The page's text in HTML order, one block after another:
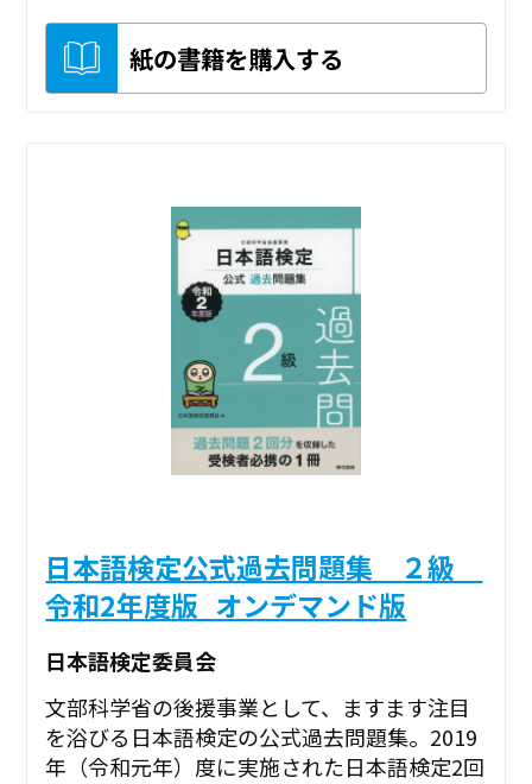
紙の書籍を購入する
日本語検定公式過去問題集 ２級
令和2年度版_オンデマンド版
日本語検定委員会
文部科学省の後援事業として、ますます注目
を浴びる日本語検定の公式過去問題集。2019
年（令和元年）度に実施された日本語検定2回